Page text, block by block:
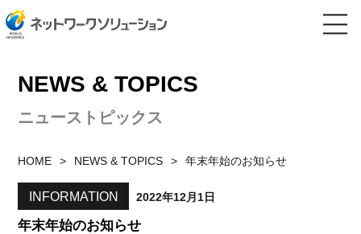
NEWS & TOPICS
ニューストピックス
HOME NEWS & TOPICS 年末年始のお知らせ
INFORMATION 2022年12月1日
年末年始のお知らせ